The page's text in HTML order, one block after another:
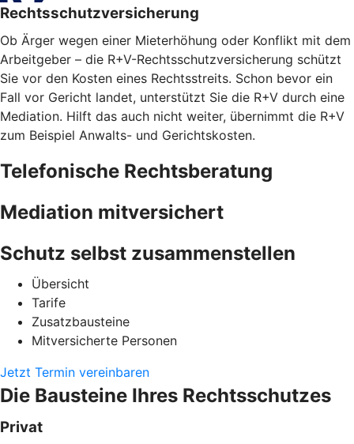
Rechtsschutzversicherung
Ob Ärger wegen einer Mieterhöhung oder Konflikt mit dem
Arbeitgeber – die R+V-Rechtsschutzversicherung schützt
Sie vor den Kosten eines Rechtsstreits. Schon bevor ein
Fall vor Gericht landet, unterstützt Sie die R+V durch eine
Mediation. Hilft das auch nicht weiter, übernimmt die R+V
zum Beispiel Anwalts- und Gerichtskosten.
Telefonische Rechtsberatung
Mediation mitversichert
Schutz selbst zusammenstellen
Übersicht
Tarife
Zusatzbausteine
Mitversicherte Personen
Jetzt Termin vereinbaren
Die Bausteine Ihres Rechtsschutzes
Privat